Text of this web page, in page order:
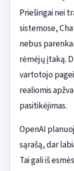
Priešingai nei
sistemose,
nebus
rėmėjų įtaką.
vartotojo
realiomis
pasitikėjimas.
OpenAI
sąrašą, dar
Tai gali iš